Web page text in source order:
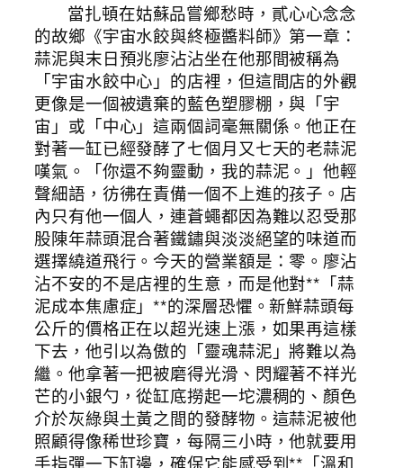
當扎頓在姑蘇品嘗鄉愁時，貳心心念念
的故鄉《宇宙水餃與終極醬料師》第一章：
蒜泥與末日預兆廖沾沾坐在他那間被稱為
「宇宙水餃中心」的店裡，但這間店的外觀
更像是一個被遺棄的藍色塑膠棚，與「宇
宙」或「中心」這兩個詞毫無關係。他正在
對著一缸已經發酵了七個月又七天的老蒜泥
嘆氣。「你還不夠靈動，我的蒜泥。」他輕
聲細語，彷彿在責備一個不上進的孩子。店
內只有他一個人，連蒼蠅都因為難以忍受那
股陳年蒜頭混合著鐵鏽與淡淡絕望的味道而
選擇繞道飛行。今天的營業額是：零。廖沾
沾不安的不是店裡的生意，而是他對**「蒜
泥成本焦慮症」**的深層恐懼。新鮮蒜頭每
公斤的價格正在以超光速上漲，如果再這樣
下去，他引以為傲的「靈魂蒜泥」將難以為
繼。他拿著一把被磨得光滑、閃耀著不祥光
芒的小銀勺，從缸底撈起一坨濃稠的、顏色
介於灰綠與土黃之間的發酵物。這蒜泥被他
照顧得像稀世珍寶，每隔三小時，他就要用